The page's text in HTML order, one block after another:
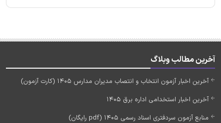
آخرین مطالب وبلاگ
آخرین اخبار آزمون انتخاب و انتصاب مدیران مدارس 1405 (کارت آزمون)
آخرین اخبار استخدامی اداره برق 1405
منابع آزمون سردفتری اسناد رسمی 1405 (pdf رایگان)